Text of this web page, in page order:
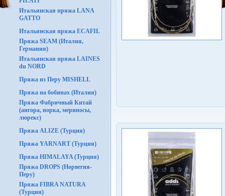
Итальянская пряжа LANA
GATTO
Итальянская пряжа ECAFIL
Пряжа SEAM (Италия,
Германия)
Итальянская пряжа LAINES
du NORD
Пряжа из Перу MISHELL
Пряжа на бобинах (Италия)
Пряжа Фабричный Китай
(ангора, норка, мериносы,
люрекс)
Пряжа ALIZE (Турция)
Пряжа YARNART (Турция)
Пряжа HIMALAYA (Турция)
Пряжа DROPS (Норвегия-
Перу)
Пряжа FIBRA NATURA
(Турция)